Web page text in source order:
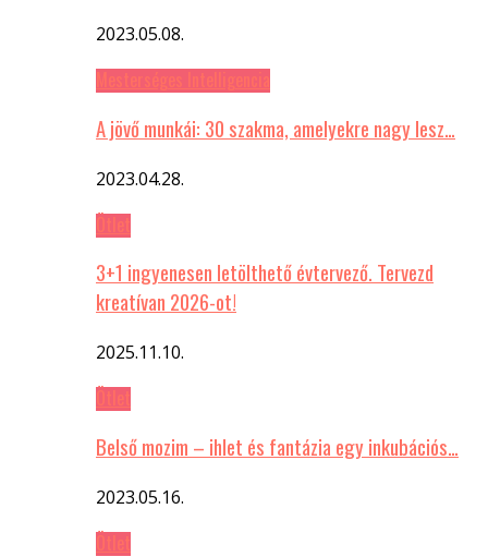
2023.05.08.
A jövő munkái: 30 szakma, amelyekre nagy lesz…
2023.04.28.
3+1 ingyenesen letölthető évtervező. Tervezd
kreatívan 2026-ot!
2025.11.10.
Belső mozim – ihlet és fantázia egy inkubációs…
2023.05.16.